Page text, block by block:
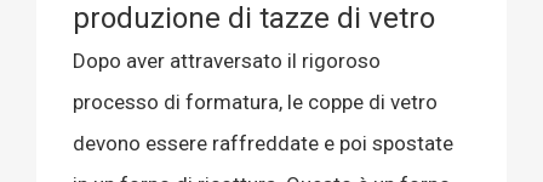
produzione di tazze di vetro
Dopo aver attraversato il rigoroso
processo di formatura, le coppe di vetro
devono essere raffreddate e poi spostate